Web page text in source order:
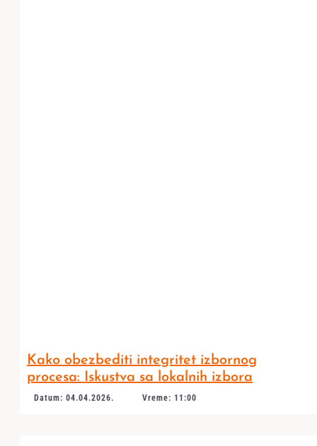
Kako obezbediti integritet izbornog
procesa: Iskustva sa lokalnih izbora
Datum: 04.04.2026. Vreme: 11:00